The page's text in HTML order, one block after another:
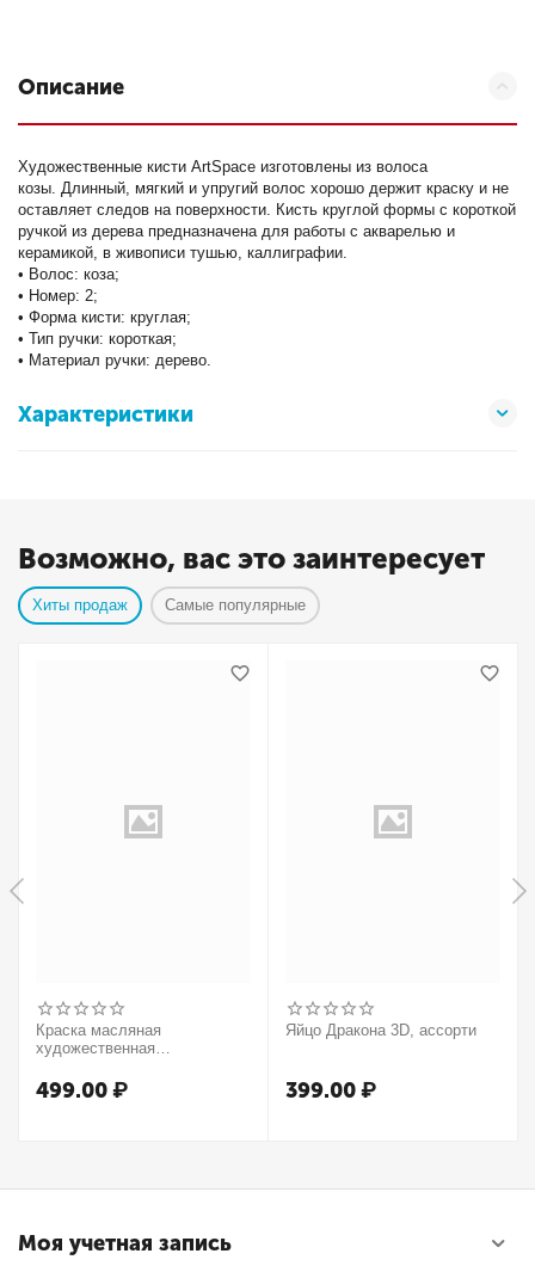
Описание
Художественные кисти ArtSpace изготовлены из волоса
козы. Длинный, мягкий и упругий волос хорошо держит краску и не
оставляет следов на поверхности. Кисть круглой формы с короткой
ручкой из дерева предназначена для работы с акварелью и
керамикой, в живописи тушью, каллиграфии.
• Волос: коза;
• Номер: 2;
• Форма кисти: круглая;
• Тип ручки: короткая;
• Материал ручки: дерево.
Характеристики
Возможно, вас это заинтересует
Хиты продаж Самые популярные
Краска масляная
художественная
37мл, туба, оранжевый
499.00₽
Яйцо Дракона 3D, ассорти
399.00₽
Моя учетная запись